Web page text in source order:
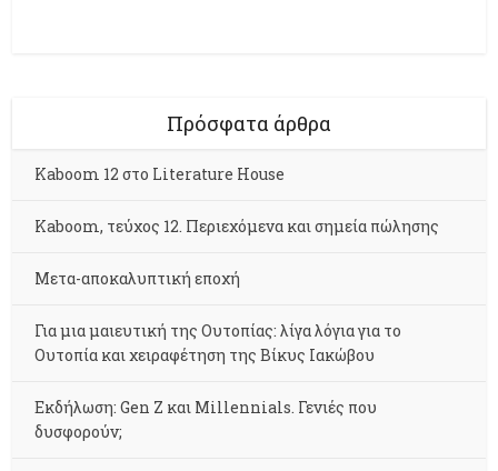
Πρόσφατα άρθρα
Kaboom 12 στο Literature House
Kaboom, τεύχος 12. Περιεχόμενα και σημεία πώλησης
Μετα-αποκαλυπτική εποχή
Για μια μαιευτική της Ουτοπίας: λίγα λόγια για το
Ουτοπία και χειραφέτηση της Βίκυς Ιακώβου
Εκδήλωση: Gen Z και Millennials. Γενιές που
δυσφορούν;